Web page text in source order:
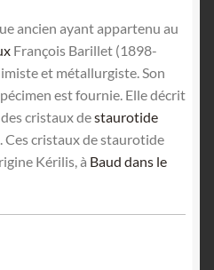
ancien ayant appartenu au
François Barillet (1898-
et métallurgiste. Son
est fournie. Elle décrit
cristaux destaurotide
cristaux de staurotide
Kérilis, à Baud dans le